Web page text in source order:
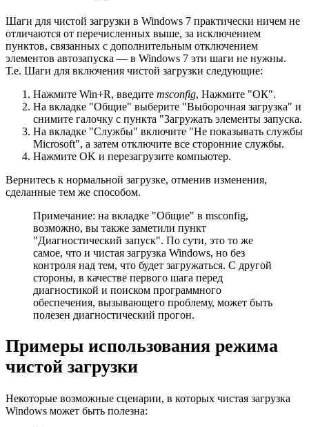
Шаги для чистой загрузки в Windows 7 практически ничем не
отличаются от перечисленных выше, за исключением
пунктов, связанных с дополнительным отключением
элементов автозапуска — в Windows 7 эти шаги не нужны.
Т.е. Шаги для включения чистой загрузки следующие:
Нажмите Win+R, введите msconfig, Нажмите "ОК".
На вкладке "Общие" выберите "Выборочная загрузка" и
снимите галочку с пункта "Загружать элементы запуска.
На вкладке "Службы" включите "Не показывать службы
Microsoft", а затем отключите все сторонние службы.
Нажмите OK и перезагрузите компьютер.
Вернитесь к нормальной загрузке, отменив изменения,
сделанные тем же способом.
Примечание: на вкладке "Общие" в msconfig,
возможно, вы также заметили пункт
"Диагностический запуск". По сути, это то же
самое, что и чистая загрузка Windows, но без
контроля над тем, что будет загружаться. С другой
стороны, в качестве первого шага перед
диагностикой и поиском программного
обеспечения, вызывающего проблему, может быть
полезен диагностический прогон.
Примеры использования режима
чистой загрузки
Некоторые возможные сценарии, в которых чистая загрузка
Windows может быть полезна: